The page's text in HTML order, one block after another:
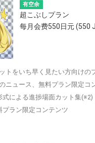
有空余
超こぶしプラン
每月会费550日元 (550
トをいち早く見たい方向けの
のニュース、無料プラン限定コ
式による進捗場面カット集(※2)
プラン限定コンテンツ